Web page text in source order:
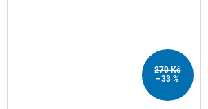
270 Kč
–33 %